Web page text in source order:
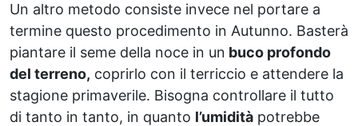
Un altro metodo consiste invece nel portare a
termine questo procedimento in Autunno. Basterà
piantare il seme della noce in un buco profondo
del terreno, coprirlo con il terriccio e attendere la
stagione primaverile. Bisogna controllare il tutto
di tanto in tanto, in quanto l’umidità potrebbe